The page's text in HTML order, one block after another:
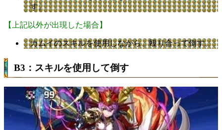
す。
【上記以外が出現した場合】
カムイのスキルを使用しながら、殴り合って倒す。
B3：スキルを使用して倒す